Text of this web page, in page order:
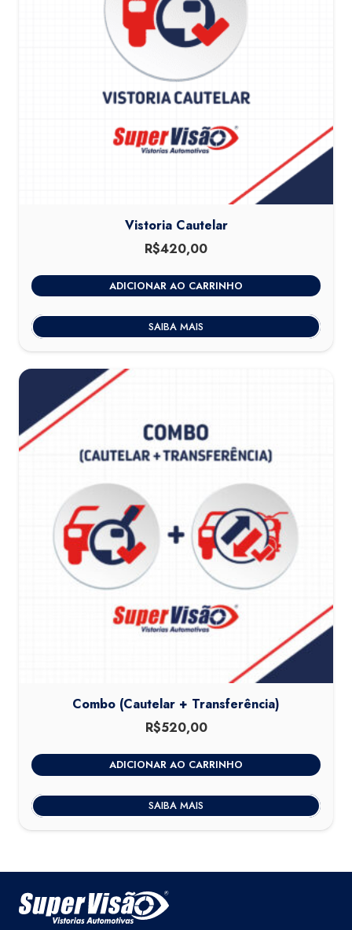
Vistoria Cautelar
R$420,00
ADICIONAR AO CARRINHO
SAIBA MAIS
Combo (Cautelar + Transferência)
R$520,00
ADICIONAR AO CARRINHO
SAIBA MAIS